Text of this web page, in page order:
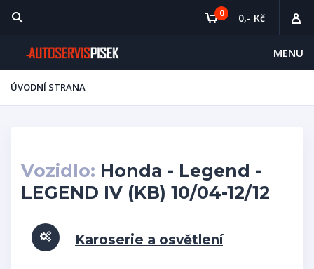
MENU
0 0,- Kč
ÚVODNÍ STRANA
Vozidlo: Honda - Legend -
LEGEND IV (KB) 10/04-12/12
Karoserie a osvětlení